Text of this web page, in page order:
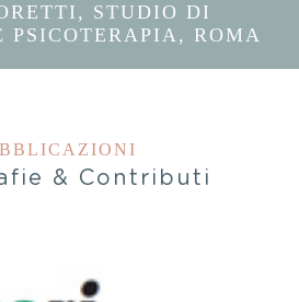
STUDIO DI
PSICOTERAPIA, ROMA
& Contributi